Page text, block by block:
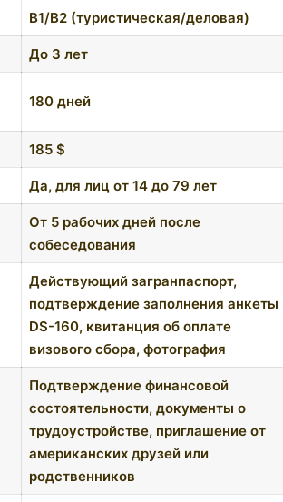
B1/B2 (туристическая/деловая)
До 3 лет
180 дней
185 $
Да, для лиц от 14 до 79 лет
От 5 рабочих дней после
собеседования
Действующий загранпаспорт,
подтверждение заполнения анкеты
DS-160, квитанция об оплате
визового сбора, фотография
Подтверждение финансовой
состоятельности, документы о
трудоустройстве, приглашение от
американских друзей или
родственников